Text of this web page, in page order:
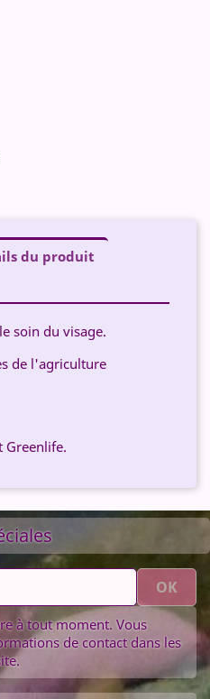
du produit
soin du visage.
de l'agriculture
Greenlife.
à tout moment. Vous
de contact dans les